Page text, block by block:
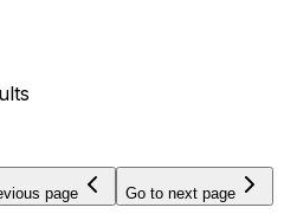
page Go to next page